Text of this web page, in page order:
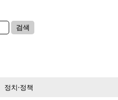
검색
정치·정책